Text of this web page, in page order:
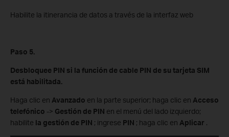
Habilite la itinerancia de datos a través de la interfaz web
Paso 5.
Desbloquee PIN si la función de cable PIN de su tarjeta SIM
está habilitada.
Haga clic en Avanzado en la parte superior; haga clic en Acceso
telefónico -> Gestión de PIN en el menú del lado izquierdo;
habilite la gestión de PIN ; ingrese PIN ; haga clic en Aplicar .